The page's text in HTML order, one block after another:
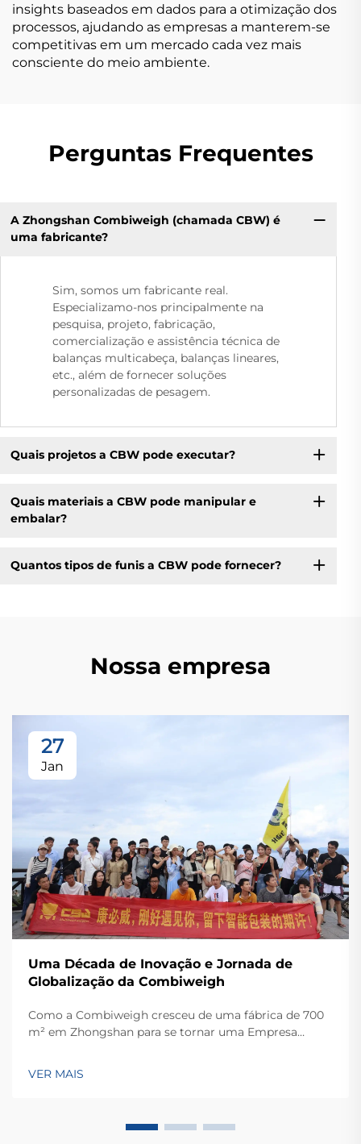
insights baseados em dados para a otimização dos
processos, ajudando as empresas a manterem-se
competitivas em um mercado cada vez mais
consciente do meio ambiente.
Perguntas Frequentes
A Zhongshan Combiweigh (chamada CBW) é
uma fabricante?
Sim, somos um fabricante real.
Especializamo-nos principalmente na
pesquisa, projeto, fabricação,
comercialização e assistência técnica de
balanças multicabeça, balanças lineares,
etc., além de fornecer soluções
personalizadas de pesagem.
Quais projetos a CBW pode executar?
Quais materiais a CBW pode manipular e
embalar?
Quantos tipos de funis a CBW pode fornecer?
Nossa empresa
27
Jan
Uma Década de Inovação e Jornada de
Globalização da Combiweigh
Como a Combiweigh cresceu de uma fábrica de 700
m² em Zhongshan para se tornar uma Empresa
pesagem — solicite ainda hoje uma consulta global
VER MAIS